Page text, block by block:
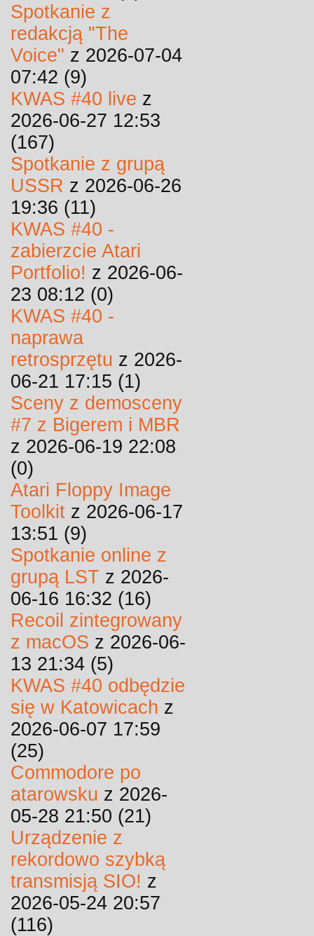
Spotkanie z
redakcją "The
Voice" z 2026-07-04
07:42 (9)
KWAS #40 live z
2026-06-27 12:53
(167)
Spotkanie z grupą
USSR z 2026-06-26
19:36 (11)
KWAS #40 -
zabierzcie Atari
Portfolio! z 2026-06-
23 08:12 (0)
KWAS #40 -
naprawa
retrosprzętu z 2026-
06-21 17:15 (1)
Sceny z demosceny
#7 z Bigerem i MBR
z 2026-06-19 22:08
(0)
Atari Floppy Image
Toolkit z 2026-06-17
13:51 (9)
Spotkanie online z
grupą LST z 2026-
06-16 16:32 (16)
Recoil zintegrowany
z macOS z 2026-06-
13 21:34 (5)
KWAS #40 odbędzie
się w Katowicach z
2026-06-07 17:59
(25)
Commodore po
atarowsku z 2026-
05-28 21:50 (21)
Urządzenie z
rekordowo szybką
transmisją SIO! z
2026-05-24 20:57
(116)